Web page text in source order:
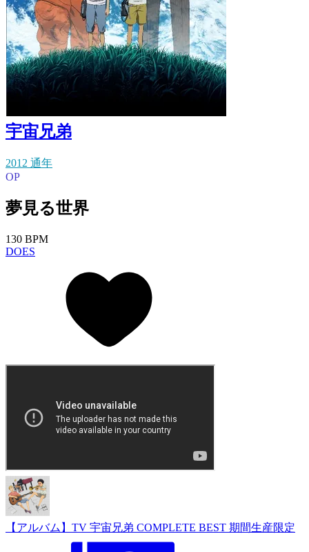
宇宙兄弟
2012 通年
OP
夢見る世界
130 BPM
DOES
【アルバム】TV 宇宙兄弟 COMPLETE BEST 期間生産限定